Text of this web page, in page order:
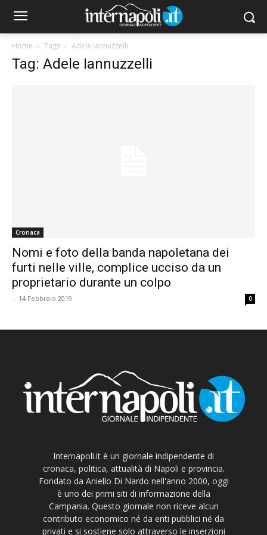
Home Tags Adele Iannuzzelli
Tag: Adele Iannuzzelli
Cronaca
Nomi e foto della banda napoletana dei
furti nelle ville, complice ucciso da un
proprietario durante un colpo
- 14 Febbraio 2019 0
Internapoli.it è un giornale indipendente di
cronaca, politica, attualità di Napoli e provincia.
Fondato da Aniello Di Nardo nell'anno 2000, oggi
è uno dei primi siti di informazione della
Campania. Questo giornale non riceve alcun
contributo economico né da enti pubblici né da
privati e si sostiene solo attraverso le inserzioni